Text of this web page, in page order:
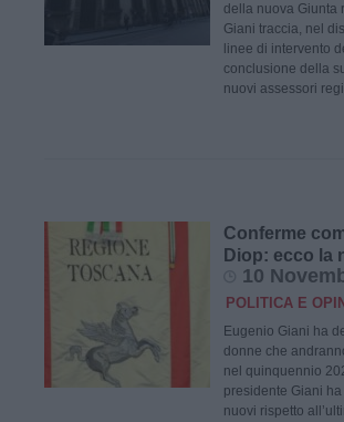
della nuova Giunta
Giani traccia, nel
linee di intervento
conclusione della
nuovi assessori
Conferme
Diop: ecco la
10
POLITICA E
Eugenio Giani ha
donne che
nel quinquennio
presidente Giani
nuovi rispetto